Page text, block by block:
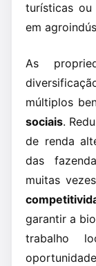
turísticas ou
em
As
múltiplos
sociais.
de renda
das
muitas
garantir a
trabalho